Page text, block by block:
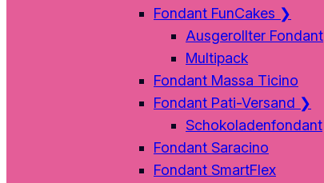
Fondant FunCakes ❯
Ausgerollter Fondant
Multipack
Fondant Massa Ticino
Fondant Pati-Versand ❯
Schokoladenfondant
Fondant Saracino
Fondant SmartFlex